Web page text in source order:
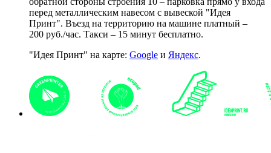
перед металлическим навесом с вывеской "Идея
Принт". Въезд на территорию на машине платный –
200 руб./час. Такси – 15 минут бесплатно.
"Идея Принт" на карте: Google и Яндекс.